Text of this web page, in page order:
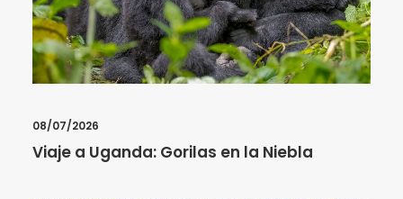
08/07/2026
Viaje a Uganda: Gorilas en la Niebla